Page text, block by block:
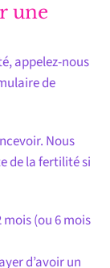
une
appelez-nous
de
Nous
de la fertilité si
mois (ou 6 mois
d’avoir un